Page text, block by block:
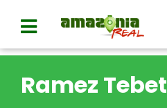
Ramez Tebet